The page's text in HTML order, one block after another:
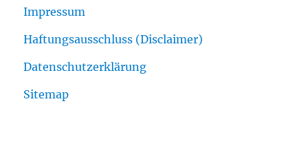
Impressum
Haftungsausschluss (Disclaimer)
Datenschutzerklärung
Sitemap